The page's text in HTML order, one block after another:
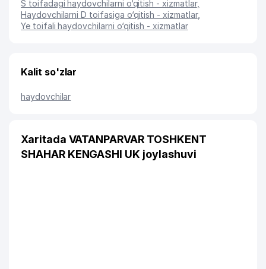
S toifadagi haydovchilarni o‘qitish - xizmatlar,
Haydovchilarni D toifasiga o‘qitish - xizmatlar,
Ye toifali haydovchilarni o‘qitish - xizmatlar
Kalit so'zlar
haydovchilar
Xaritada VATANPARVAR TOSHKENT
SHAHAR KENGASHI UK joylashuvi